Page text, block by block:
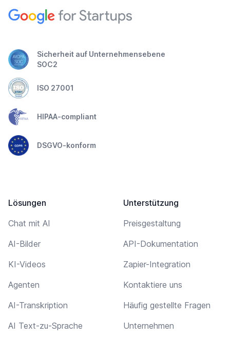
Sicherheit auf Unternehmensebene
SOC2
ISO 27001
HIPAA-compliant
DSGVO-konform
Lösungen
Chat mit AI
AI-Bilder
KI-Videos
Agenten
AI-Transkription
AI Text-zu-Sprache
Unterstützung
Preisgestaltung
API-Dokumentation
Zapier-Integration
Kontaktiere uns
Häufig gestellte Fragen
Unternehmen